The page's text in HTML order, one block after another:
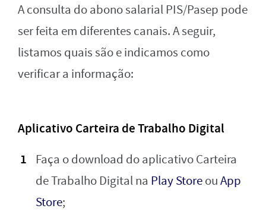
A consulta do abono salarial PIS/Pasep pode
ser feita em diferentes canais. A seguir,
listamos quais são e indicamos como
verificar a informação:
Aplicativo Carteira de Trabalho Digital
Faça o download do aplicativo Carteira
de Trabalho Digital na Play StoreouApp
Store;